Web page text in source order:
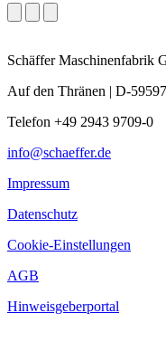
Schäffer Maschinenfabrik
Auf den Thränen | D-
Telefon +49 2943 9709-0
info@schaeffer.de
Impressum
Datenschutz
Cookie-Einstellungen
AGB
Hinweisgeberportal